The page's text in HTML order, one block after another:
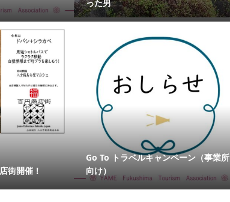
った男
街開催！
Go To トラベルキャンペーン（事業所
向け）